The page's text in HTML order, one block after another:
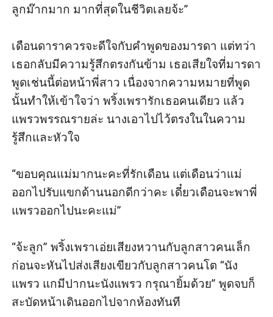
ลูกม๊ากมาก มากที่สุดในชีวิตเลยจ้ะ”
เดือนดาราควรจะดีใจกับคำพูดของมารดา แต่ทว่า
เธอกลับมีความรู้สึกตรงกันข้าม เธอเสียใจที่มารดา
พูดเช่นนี้ต่อหน้าพี่สาว เนื่องจากความหมายที่พูด
นั้นทำให้เข้าใจว่า พริ้งเพรารักเธอคนเดียว แล้ว
แพรวพรรณรายล่ะ นางเอาไปไว้ตรงในในความ
รู้สึกและหัวใจ
“ขอบคุณแม่มากนะคะที่รักเดือน แต่เดือนว่าแม่
ออกไปรับแขกด้านนอกดีกว่าคะ เดี๋ยวเดือนจะพาพี่
แพรวออกไปนะคะแม่”
“จ้ะลูก” พริ้งเพราเอ่ยเสียงหวานกับลูกสาวคนเล็ก
ก่อนจะหันไปส่งเสียงเขียวกับลูกสาวคนโต “นัง
แพรว แกมีปากนะนังแพรว กรุณายิ้มด้วย” พูดจบก็
สะบัดหน้าเดินออกไปจากห้องทันที